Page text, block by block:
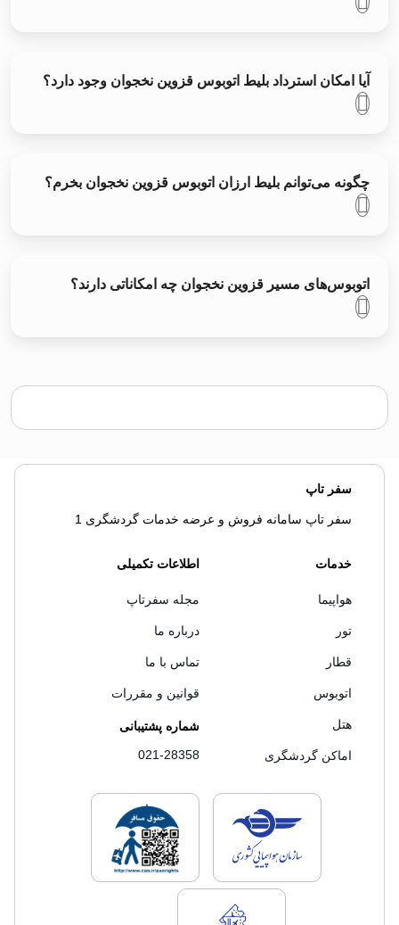
آیا امکان استرداد بلیط اتوبوس قزوين نخجوان وجود دارد؟
چگونه می‌توانم بلیط ارزان اتوبوس قزوين نخجوان بخرم؟
اتوبوس‌های مسیر قزوين نخجوان چه امکاناتی دارند؟
سفر تاپ
سفر تاپ سامانه فروش و عرضه خدمات گردشگری 1
خدمات
هواپیما
تور
قطار
اتوبوس
هتل
اماکن گردشگری
اطلاعات تکمیلی
مجله سفرتاپ
درباره ما
تماس با ما
قوانین و مقررات
شماره پشتیبانی
021-28358
لایسنس های فروش سفرتاپلایسنس های
لایسنس های فروش سفرتاپ